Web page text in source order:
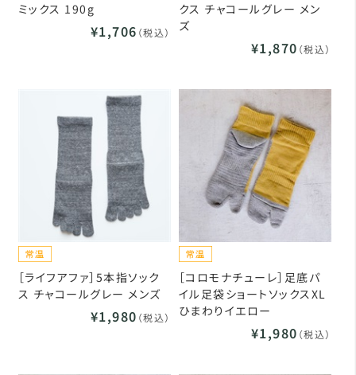
ミックス 190g
¥1,706 （税込）
クス チャコールグレー メン
ズ
¥1,870 （税込）
［ライフアファ］5本指ソック
ス チャコールグレー メンズ
¥1,980 （税込）
［コロモナチューレ］足底パ
イル足袋ショートソックスXL
ひまわりイエロー
¥1,980 （税込）